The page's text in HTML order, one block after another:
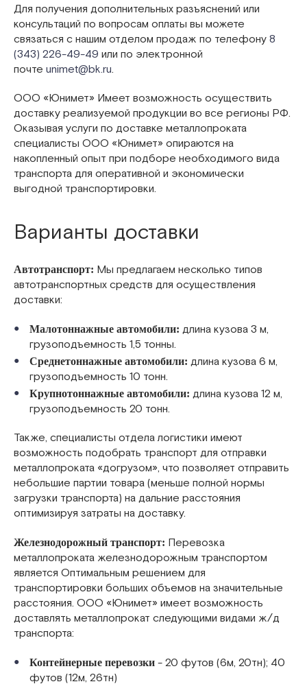
Для получения дополнительных разъяснений или
консультаций по вопросам оплаты вы можете
связаться с нашим отделом продаж по телефону8
(343) 226-49-49 или по электронной
почте unimet@bk.ru.
ООО «Юнимет» Имеет возможность осуществить
доставку реализуемой продукции во все регионы РФ.
Оказывая услуги по доставке металлопроката
специалисты ООО «Юнимет» опираются на
накопленный опыт при подборе необходимого вида
транспорта для оперативной и экономически
выгодной транспортировки.
Варианты доставки
Автотранспорт: Мы предлагаем несколько типов
автотранспортных средств для осуществления
доставки:
Малотоннажные автомобили: длина кузова 3 м,
грузоподъемность 1,5 тонны.
Среднетоннажные автомобили: длина кузова 6 м,
грузоподъемность 10 тонн.
Крупнотоннажные автомобили: длина кузова 12 м,
грузоподъемность 20 тонн.
Также, специалисты отдела логистики имеют
возможность подобрать транспорт для отправки
металлопроката «догрузом», что позволяет отправить
небольшие партии товара (меньше полной нормы
загрузки транспорта) на дальние расстояния
оптимизируя затраты на доставку.
Железнодорожный транспорт: Перевозка
металлопроката железнодорожным транспортом
является Оптимальным решением для
транспортировки больших объемов на значительные
расстояния. ООО «Юнимет» имеет возможность
доставлять металлопрокат следующими видами ж/д
транспорта:
Контейнерные перевозки- 20 футов (6м, 20тн); 40
футов (12м, 26тн)